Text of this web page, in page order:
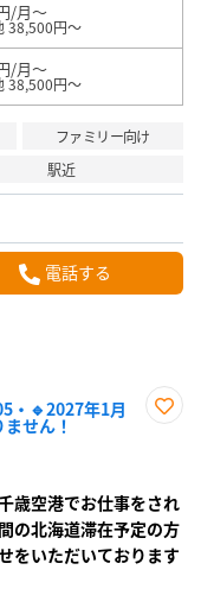
/月～
38,500円～
/月～
38,500円～
ファミリー向け
駅近
電話する
・🔹2027年1月
せん！
歳空港でお仕事をされ
の北海道滞在予定の方
をいただいております